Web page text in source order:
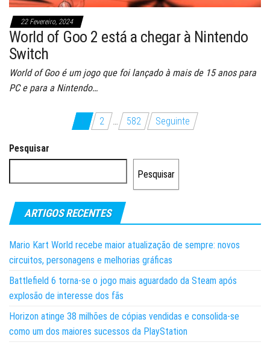
22 Fevereiro, 2024
World of Goo 2 está a chegar à Nintendo
Switch
World of Goo é um jogo que foi lançado à mais de 15 anos para
PC e para a Nintendo…
Paginação
dos
conteúdos
1 2 582 Seguinte
Pesquisar
Pesquisar
ARTIGOS RECENTES
Mario Kart World recebe maior atualização de sempre: novos
circuitos, personagens e melhorias gráficas
Battlefield 6 torna-se o jogo mais aguardado da Steam após
explosão de interesse dos fãs
Horizon atinge 38 milhões de cópias vendidas e consolida-se
como um dos maiores sucessos da PlayStation